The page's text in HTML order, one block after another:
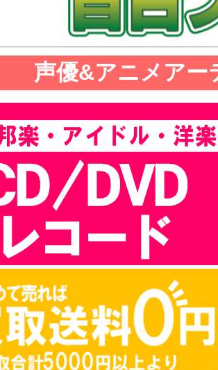
声優&アニメアー